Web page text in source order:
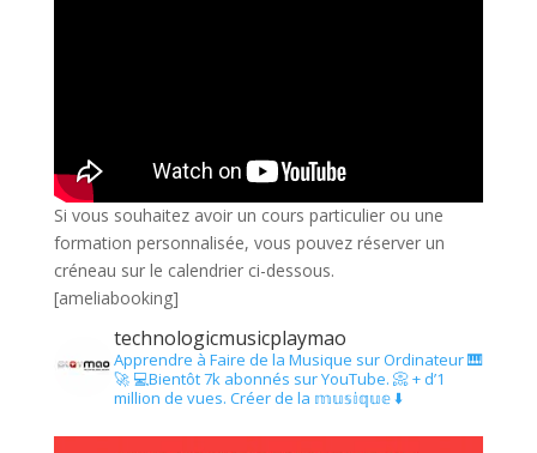
Si vous souhaitez avoir un cours particulier ou une
formation personnalisée, vous pouvez réserver un
créneau sur le calendrier ci-dessous.
[ameliabooking]
technologicmusicplaymao
Apprendre à Faire de la Musique sur Ordinateur 🎹
🚀 💻Bientôt 7k abonnés sur YouTube. 📀 + d’1
million de vues. Créer de la 𝕞𝕦𝕤𝕚𝕢𝕦𝕖 ⬇️